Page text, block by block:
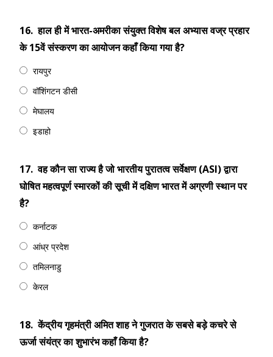
16. हाल ही में भारत-अमरीका संयुक्त विशेष बल अभ्यास वज्र प्रहार
के 15वें संस्करण का आयोजन कहाँ किया गया है?
रायपुर
वॉशिंगटन डीसी
मेघालय
इडाहो
17. वह कौन सा राज्य है जो भारतीय पुरातत्व सर्वेक्षण (ASI) द्वारा
घोषित महत्वपूर्ण स्मारकों की सूची में दक्षिण भारत में अग्रणी स्थान पर
है?
कर्नाटक
आंध्र प्रदेश
तमिलनाडु
केरल
18. केंद्रीय गृहमंत्री अमित शाह ने गुजरात के सबसे बड़े कचरे से
ऊर्जा संयंत्र का शुभारंभ कहाँ किया है?